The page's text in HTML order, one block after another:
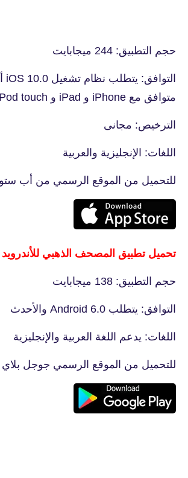
حجم التطبيق: 244 ميجابايت
متوافق مع iPhone و iPad و iPod touch
الترخيص: مجانى
اللغات: الإنجليزية والعربية
للتحميل من الموقع الرسمي من أب
تحميل تطبيق المصحف الذهبي للأندرويد
حجم التطبيق: 138 ميجابايت
التوافق: يتطلب Android 6.0 والأحدث
اللغات: يدعم اللغة العربية والإنجليزية
للتحميل من الموقع الرسمي جوجل بلاي